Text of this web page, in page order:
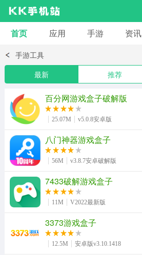
安卓应用
系统工具 交友聊天
小说漫画 学习教育
拍摄美化
运动健身 地图导航
金融理财
安卓其它
首页 应用 手游 资讯
手游工具
最新
推荐
百分网游戏盒子破解版
25.07M v5.0.8安卓版
八门神器游戏盒子
56M v3.8.7安卓破解版
7433破解游戏盒子
11M V2022最新版
3373游戏盒子
12.5M 安卓版v3.10.1418